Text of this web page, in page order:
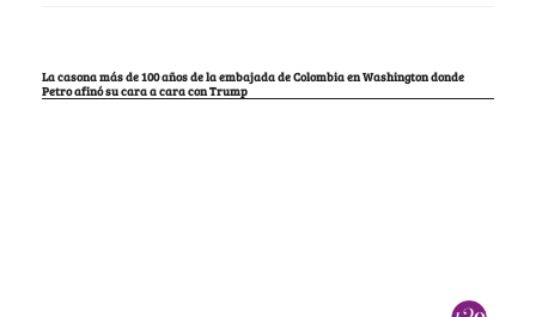
La casona más de 100 años de la embajada de Colombia en Washington donde
Petro afinó su cara a cara con Trump